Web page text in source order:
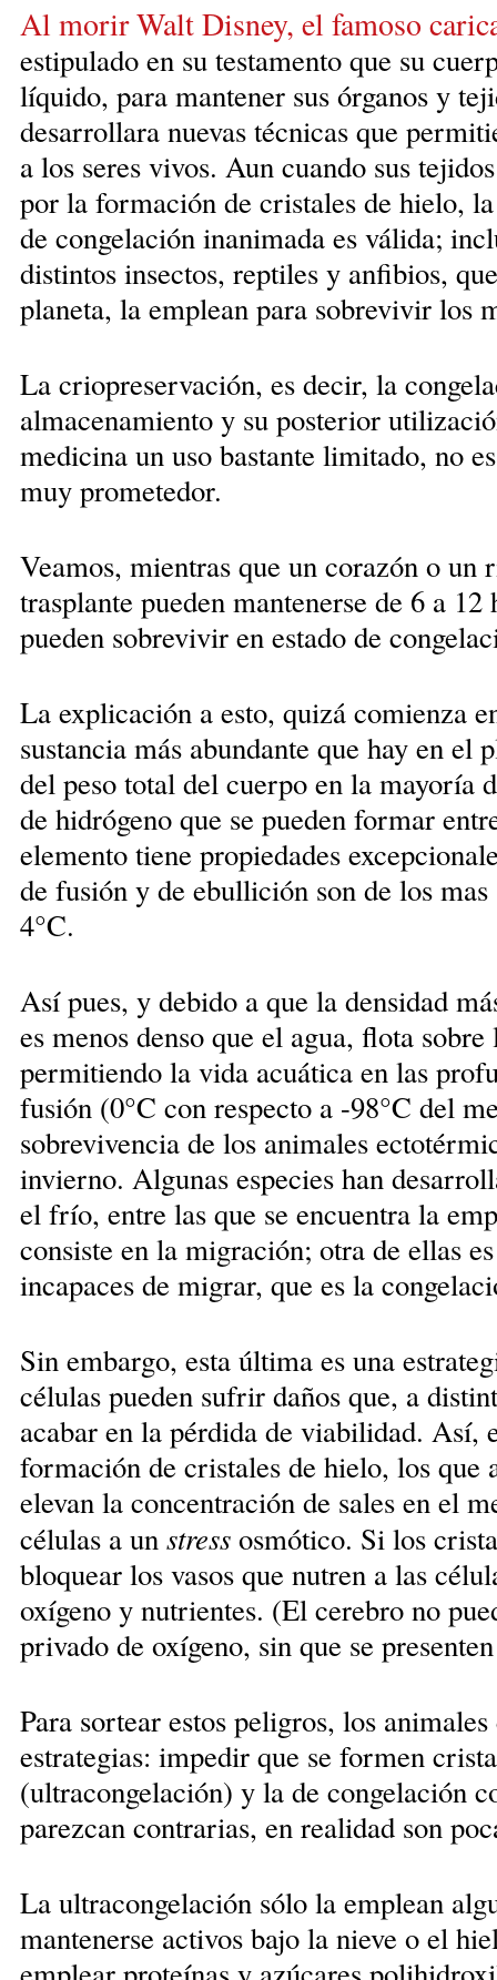
Al morir Walt Disney, el famoso
estipulado en su testamento que su
líquido, para mantener sus órganos y
desarrollara nuevas técnicas que
a los seres vivos. Aun cuando sus
por la formación de cristales de hielo,
de congelación inanimada es válida;
distintos insectos, reptiles y anfibios,
planeta, la emplean para sobrevivir los
La criopreservación, es decir, la
almacenamiento y su posterior
medicina un uso bastante limitado, no
muy prometedor.
Veamos, mientras que un corazón o un
trasplante pueden mantenerse de 6 a
pueden sobrevivir en estado de
La explicación a esto, quizá comienza
sustancia más abundante que hay en el
del peso total del cuerpo en la mayoría
de hidrógeno que se pueden formar
elemento tiene propiedades
de fusión y de ebullición son de los
4°C.
Así pues, y debido a que la densidad
es menos denso que el agua, flota
permitiendo la vida acuática en las
fusión (0°C con respecto a -98°C del
sobrevivencia de los animales
invierno. Algunas especies han
el frío, entre las que se encuentra la
consiste en la migración; otra de ellas
incapaces de migrar, que es la
Sin embargo, esta última es una
células pueden sufrir daños que, a
acabar en la pérdida de viabilidad.
formación de cristales de hielo, los que
elevan la concentración de sales en el
células a unstressosmótico. Si los
bloquear los vasos que nutren a las
oxígeno y nutrientes. (El cerebro no
privado de oxígeno, sin que se
Para sortear estos peligros, los
estrategias: impedir que se formen
(ultracongelación) y la de congelación
parezcan contrarias, en realidad son
La ultracongelación sólo la emplean
mantenerse activos bajo la nieve o el